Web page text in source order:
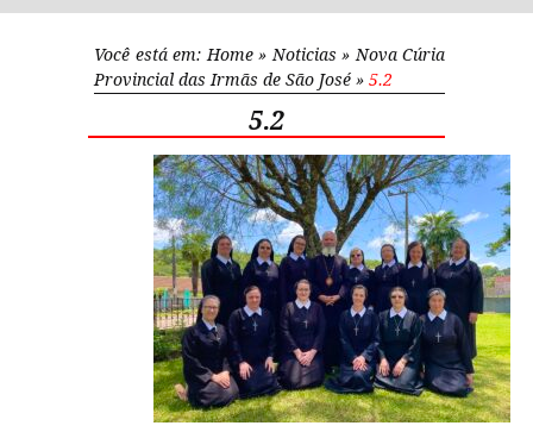
Você está em: Home» Noticias » Nova Cúria
Provincial das Irmãs de São José » 5.2
5.2